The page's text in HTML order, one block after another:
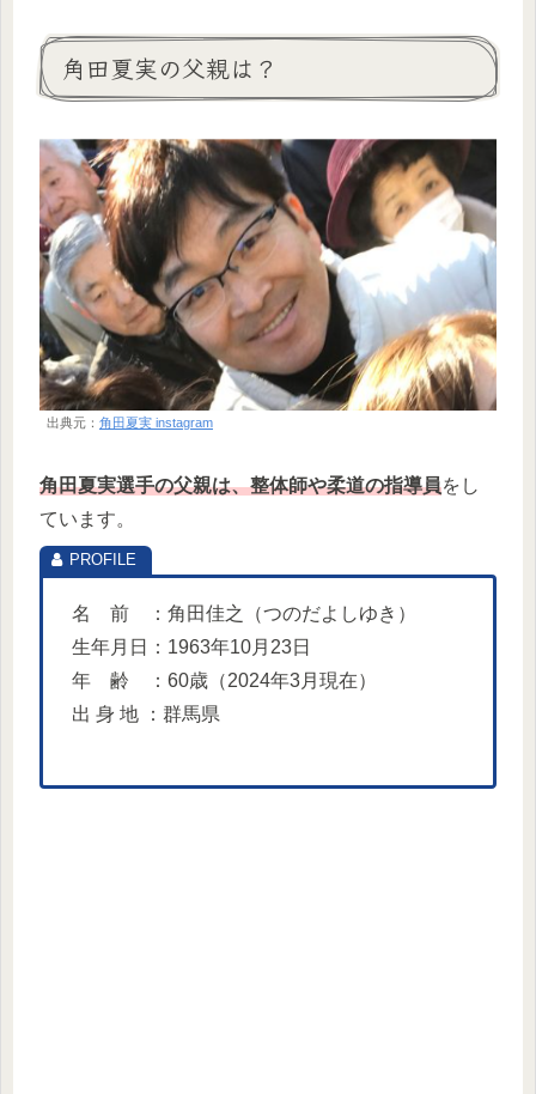
角田夏実の父親は？
出典元： 角田夏実 instagram
角田夏実選手の父親は、整体師や柔道の指導員をし
ています。
名 前 ：角田佳之（つのだよしゆき）
生年月日：1963年10月23日
年 齢 ：60歳（2024年3月現在）
出 身 地 ：群馬県